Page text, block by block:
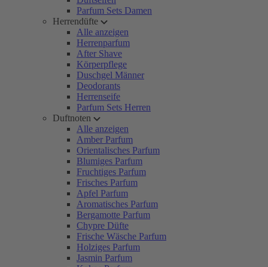
Parfum Sets Damen
Herrendüfte
Alle anzeigen
Herrenparfum
After Shave
Körperpflege
Duschgel Männer
Deodorants
Herrenseife
Parfum Sets Herren
Duftnoten
Alle anzeigen
Amber Parfum
Orientalisches Parfum
Blumiges Parfum
Fruchtiges Parfum
Frisches Parfum
Apfel Parfum
Aromatisches Parfum
Bergamotte Parfum
Chypre Düfte
Frische Wäsche Parfum
Holziges Parfum
Jasmin Parfum